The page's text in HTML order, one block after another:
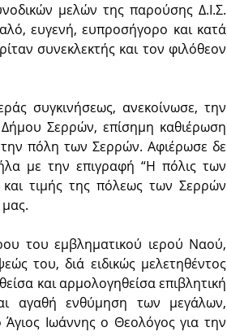
μελών της παρούσης Δ.Ι.Σ.
ευγενή, ευπροσήγορο και κατά
συνεκλεκτής και τον φιλόθεον
συγκινήσεως, ανεκοίνωσε, την
Σερρών, επίσημη καθιέρωση
πόλη των Σερρών. Αφιέρωσε δε
με την επιγραφή “Η πόλις των
τιμής της πόλεως των Σερρών
του εμβληματικού ιερού Ναού,
του, διά ειδικώς μελετηθέντος
και αρμολογηθείσα επιβλητική
αγαθή ενθύμηση των μεγάλων,
Ιωάννης ο Θεολόγος για την